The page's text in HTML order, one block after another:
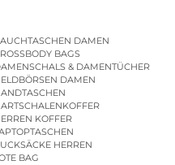
DAMEN
BAGS
& DAMENTÜCHER
DAMEN
KOFFER
HERREN
BAG